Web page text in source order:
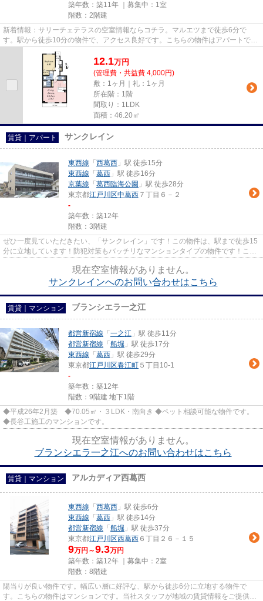
築年数：築11年 ｜募集中： 1室
階数：2階建
新着情報：サリーチェテラスの空室情報ならコチラ。マルエツまで徒歩6分で
す。駅から徒歩10分の物件で、アクセス良好です。こちらの物件はアパートで
す。江戸川区の物件情報をお探しな...
12.1万円
(管理費・共益費 4,000円)
敷：1ヶ月｜礼：1ヶ月
所在階：1階
間取り：1LDK
面積：46.20㎡
賃貸｜アパート サンクレイン
東西線 「 西葛西 」駅 徒歩15分
東西線 「 葛西 」駅 徒歩16分
京葉線 「 葛西臨海公園 」駅 徒歩28分
東京都江戸川区中葛西 ７丁目６－２
-
築年数：築12年
階数：3階建
ぜひ一度見ていただきたい、「サンクレイン」です！この物件は、駅まで徒歩15
分に立地しています！防犯対策もバッチリなマンションタイプの物件です！こだ
現在空室情報がありません。
サンクレインへのお問い合わせはこちら
賃貸｜マンション ブランシエラ一之江
都営新宿線 「 一之江 」駅 徒歩11分
都営新宿線 「 船堀 」駅 徒歩17分
東西線 「 葛西 」駅 徒歩29分
東京都江戸川区春江町 ５丁目10-1
-
築年数：築12年
階数：9階建 地下1階
◆平成26年2月築 ◆70.05㎡・３LDK・南向き ◆ペット相談可能な物件です。
◆長谷工施工のマンションです。
現在空室情報がありません。
ブランシエラ一之江へのお問い合わせはこちら
賃貸｜マンション アルカディア西葛西
東西線 「 西葛西 」駅 徒歩6分
東西線 「 葛西 」駅 徒歩14分
都営新宿線 「 船堀 」駅 徒歩37分
東京都江戸川区西葛西 ６丁目２６－１５
9万円～9.3万円
築年数：築12年 ｜募集中： 2室
階数：8階建
陽当りが良い物件です。幅広い層に好評な、駅から徒歩6分に立地する物件で
す。こちらの物件はマンションです。当社スタッフが地域の賃貸情報をご提供い